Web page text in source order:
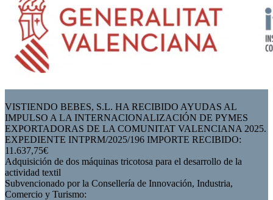
VISTIENDO BEBES, S.L. HA RECIBIDO AYUDAS AL
IMPULSO A LA INTERNACIONALIZACIÓN DE PYMES
EXPORTADORAS DE LA COMUNITAT VALENCIANA 2025.
EXPEDIENTE INTPRM/2025/196 IMPORTE RECIBIDO:
11.637,75€
Adquisición de dos máquinas tricotosa para el desarrollo de la
actividad textil
Subvencionado por la Consellería de Innovación, Industria,
Comercio y Turismo: